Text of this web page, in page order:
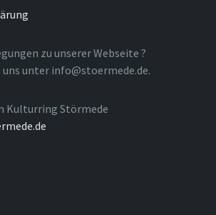
zu unserer Webseite ?
unter info@stoermede.de.
Kulturring Störmede